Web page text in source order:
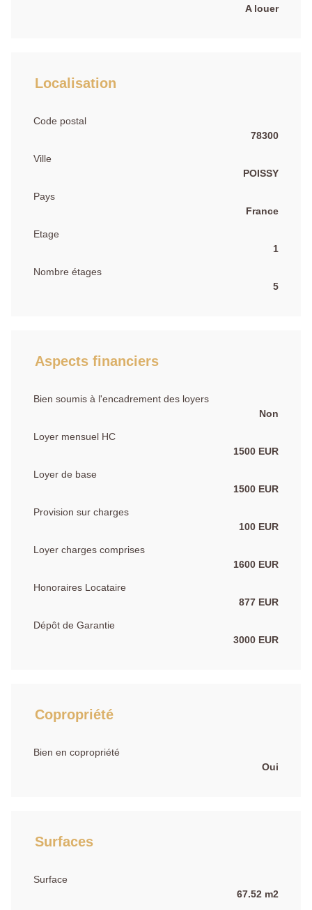
A louer
Localisation
Code postal
78300
Ville
POISSY
Pays
France
Etage
1
Nombre étages
5
Aspects financiers
Bien soumis à l'encadrement des loyers
Non
Loyer mensuel HC
1500 EUR
Loyer de base
1500 EUR
Provision sur charges
100 EUR
Loyer charges comprises
1600 EUR
Honoraires Locataire
877 EUR
Dépôt de Garantie
3000 EUR
Copropriété
Bien en copropriété
Oui
Surfaces
Surface
67.52 m2